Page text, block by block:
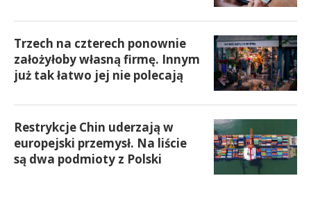
Trzech na czterech ponownie
założyłoby własną firmę. Innym
już tak łatwo jej nie polecają
Restrykcje Chin uderzają w
europejski przemysł. Na liście
są dwa podmioty z Polski